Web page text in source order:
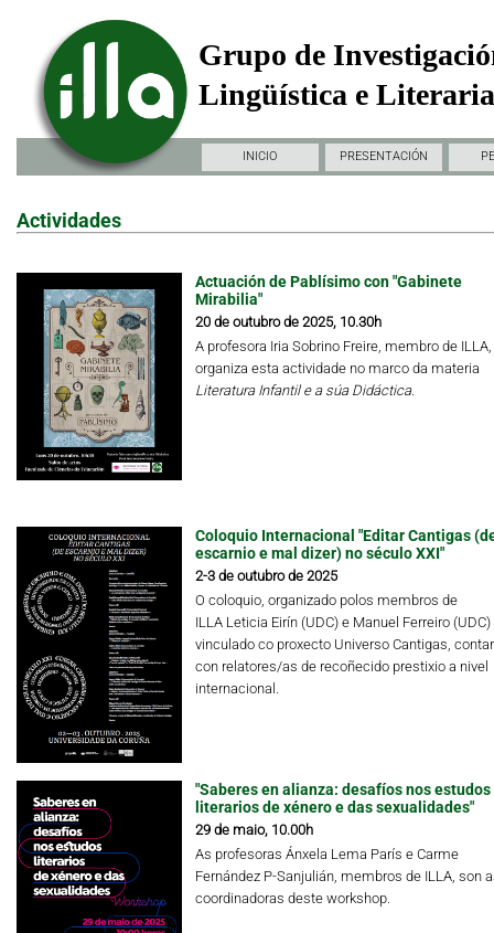
Grupo de
Lingüística e
INICIO PRESENTACIÓN
Actividades
Actuación de Pablísimo con "Gabinete
Mirabilia"
20 de outubro de 2025, 10.30h
A profesora Iria Sobrino Freire, membro de ILLA,
organiza esta actividade no marco da materia
Literatura Infantil e a súa Didáctica.
Coloquio Internacional "Editar Cantigas
escarnio e mal dizer) no século XXI"
2-3 de outubro de 2025
O coloquio, organizado polos membros de
ILLA Leticia Eirín (UDC) e Manuel Ferreiro (UDC)
vinculado co proxecto Universo Cantigas,
con relatores/as de recoñecido prestixio a nivel
internacional.
"Saberes en alianza: desafíos nos estudos
literarios de xénero e das sexualidades"
29 de maio, 10.00h
As profesoras Ánxela Lema París e Carme
Fernández P-Sanjulián, membros de ILLA, son
coordinadoras deste workshop.